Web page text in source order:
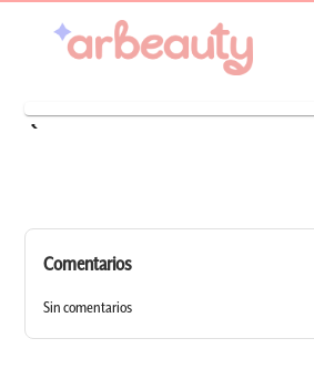
keyboard_arrow_left
Comentarios
Sin comentarios